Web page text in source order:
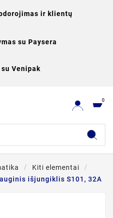
ir klientų
su Paysera
Venipak
0
Kiti elementai
išjungiklis S101, 32A